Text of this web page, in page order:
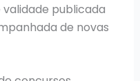
publicada
de novas